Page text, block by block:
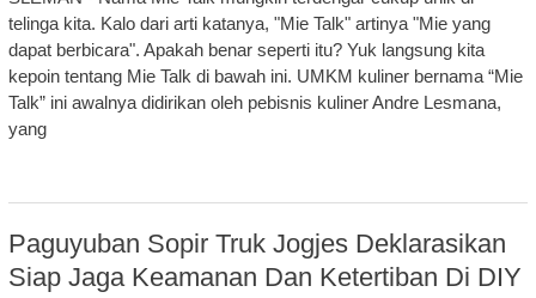
telinga kita. Kalo dari arti katanya, "Mie Talk" artinya "Mie yang
dapat berbicara". Apakah benar seperti itu? Yuk langsung kita
kepoin tentang Mie Talk di bawah ini. UMKM kuliner bernama “Mie
Talk” ini awalnya didirikan oleh pebisnis kuliner Andre Lesmana,
yang
Paguyuban Sopir Truk Jogjes Deklarasikan
Siap Jaga Keamanan Dan Ketertiban Di DIY